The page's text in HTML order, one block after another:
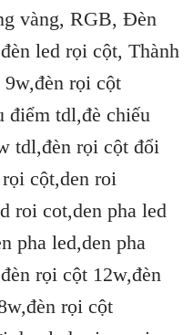
vàng, RGB, Đèn
led rọi cột, Thành
rọi cột
điểm tdl,đè chiếu
tdl,đèn rọi cột đổi
cột,den roi
roi cot,den pha led
pha led,den pha
rọi cột 12w,đèn
rọi cột